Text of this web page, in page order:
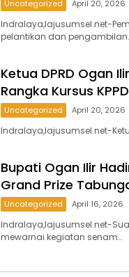
Uncategorized April 20, 2026
Indralaya,lajusumsel.net-
pelantikan dan
Ketua DPRD Ogan
Rangka Kursus
Uncategorized April 20, 2026
Indralaya,lajusumsel.net-
Bupati Ogan Ilir
Grand Prize
Uncategorized April 16, 2026
Indralaya,lajusumsel.net-
mewarnai kegiatan senam…